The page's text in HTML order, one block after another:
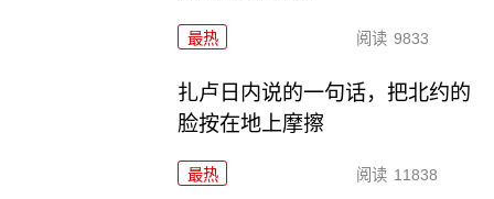
最热 阅读 9833
扎卢日内说的一句话，把北约的
脸按在地上摩擦
最热 阅读 11838